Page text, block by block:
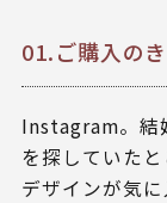
01.ご購入の
Instagram。結
を探していた
デザインが気に